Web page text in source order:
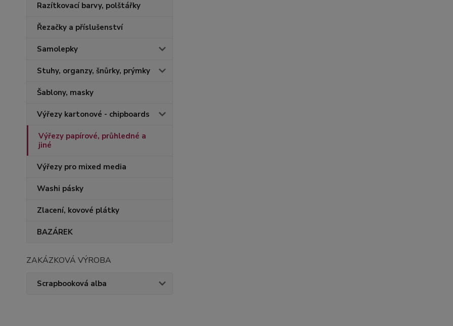
Razítkovací barvy, polštářky
Řezačky a příslušenství
Samolepky
Stuhy, organzy, šnůrky, prýmky
Šablony, masky
Výřezy kartonové - chipboards
Výřezy papírové, průhledné a
jiné
Výřezy pro mixed media
Washi pásky
Zlacení, kovové plátky
BAZÁREK
ZAKÁZKOVÁ VÝROBA
Scrapbooková alba